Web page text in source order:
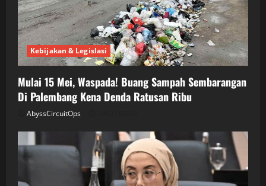
Kebijakan & Legislasi
Mulai 15 Mei, Waspada! Buang Sampah Sembarangan
Di Palembang Kena Denda Ratusan Ribu
AbyssCircuitOps